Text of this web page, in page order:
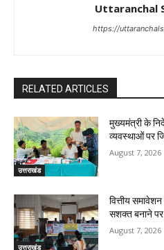
Uttaranchal
https://
RELATED ARTICLES
उत्तराखंड
मुख्यमंत्री के
व्यवस्थाओं पर
August 7, 2026
उत्तराखंड
वित्तीय
सशक्त बनाने
August 7, 2026